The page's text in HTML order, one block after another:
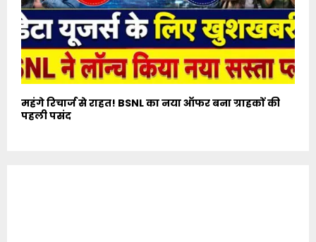
महंगे रिचार्ज से राहत! BSNL का नया ऑफर बना ग्राहकों की
पहली पसंद